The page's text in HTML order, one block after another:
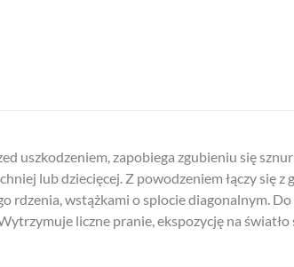
uszkodzeniem, zapobiega zgubieniu się
lub dziecięcej. Z powodzeniem łączy się
wstążkami o splocie diagonalnym.
liczne pranie, ekspozycję na światło